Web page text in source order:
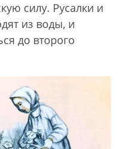
силу. Русалки и
из воды, и
до второго